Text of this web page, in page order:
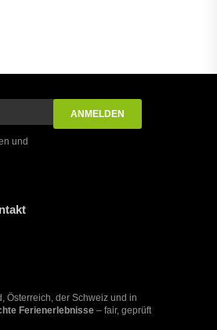
und
Österreich, der Schweiz und in
Ferienerlebnisse – fair, geprüft